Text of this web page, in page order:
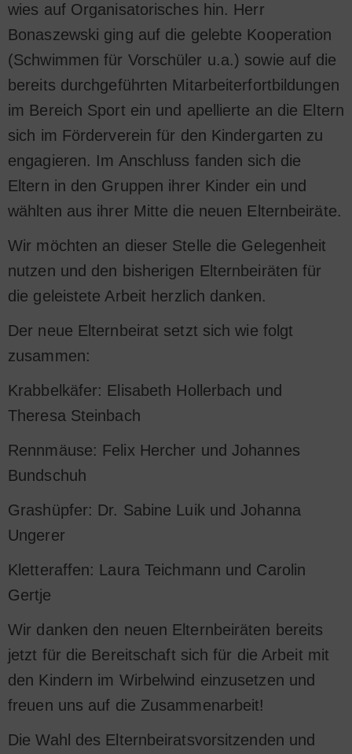
wies auf Organisatorisches hin. Herr
Bonaszewski ging auf die gelebte Kooperation
(Schwimmen für Vorschüler u.a.) sowie auf die
bereits durchgeführten Mitarbeiterfortbildungen
im Bereich Sport ein und apellierte an die Eltern
sich im Förderverein für den Kindergarten zu
engagieren. Im Anschluss fanden sich die
Eltern in den Gruppen ihrer Kinder ein und
wählten aus ihrer Mitte die neuen Elternbeiräte.
Wir möchten an dieser Stelle die Gelegenheit
nutzen und den bisherigen Elternbeiräten für
die geleistete Arbeit herzlich danken.
Der neue Elternbeirat setzt sich wie folgt
zusammen:
Krabbelkäfer: Elisabeth Hollerbach und
Theresa Steinbach
Rennmäuse: Felix Hercher und Johannes
Bundschuh
Grashüpfer: Dr. Sabine Luik und Johanna
Ungerer
Kletteraffen: Laura Teichmann und Carolin
Gertje
Wir danken den neuen Elternbeiräten bereits
jetzt für die Bereitschaft sich für die Arbeit mit
den Kindern im Wirbelwind einzusetzen und
freuen uns auf die Zusammenarbeit!
Die Wahl des Elternbeiratsvorsitzenden und